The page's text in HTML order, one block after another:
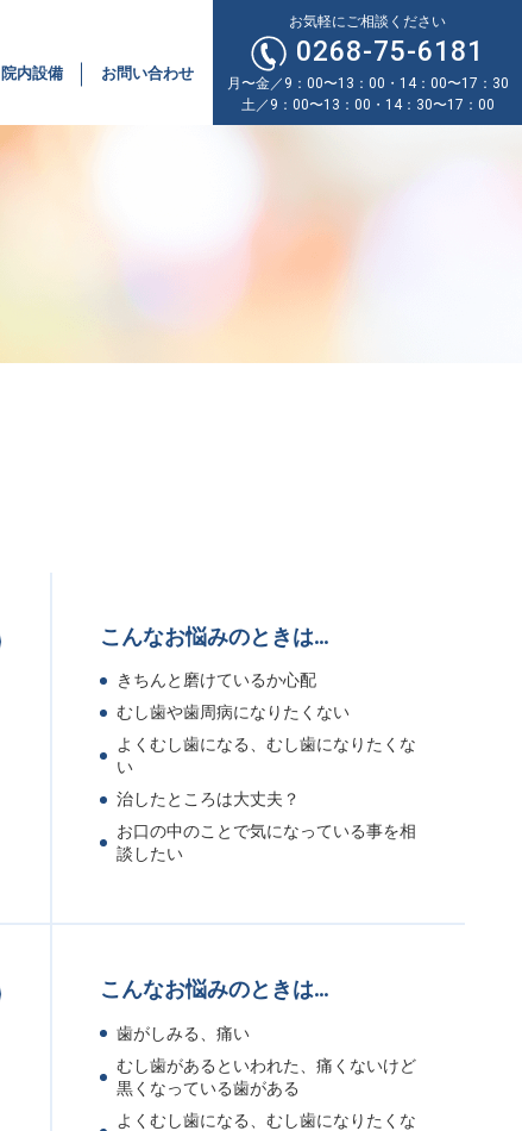
院内設備 お問い合わせ
お気軽にご相談ください
0268-75-6181
月〜金／9：00〜13：00・14：00〜17：30
土／9：00〜13：00・14：30〜17：00
こんなお悩みのときは…
きちんと磨けているか心配
むし歯や歯周病になりたくない
よくむし歯になる、むし歯になりたくな
い
治したところは大丈夫？
お口の中のことで気になっている事を相
談したい
こんなお悩みのときは…
歯がしみる、痛い
むし歯があるといわれた、痛くないけど
黒くなっている歯がある
よくむし歯になる、むし歯になりたくな